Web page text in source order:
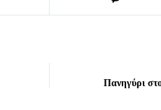
Πανηγύρι